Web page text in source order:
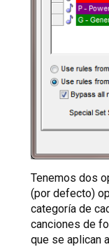
Tenemos dos
(por defecto)
categoría de
canciones de
que se aplican